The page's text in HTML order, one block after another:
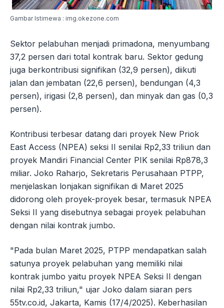
Gambar Istimewa : img.okezone.com
Sektor pelabuhan menjadi primadona, menyumbang
37,2 persen dari total kontrak baru. Sektor gedung
juga berkontribusi signifikan (32,9 persen), diikuti
jalan dan jembatan (22,6 persen), bendungan (4,3
persen), irigasi (2,8 persen), dan minyak dan gas (0,3
persen).
Kontribusi terbesar datang dari proyek New Priok
East Access (NPEA) seksi II senilai Rp2,33 triliun dan
proyek Mandiri Financial Center PIK senilai Rp878,3
miliar. Joko Raharjo, Sekretaris Perusahaan PTPP,
menjelaskan lonjakan signifikan di Maret 2025
didorong oleh proyek-proyek besar, termasuk NPEA
Seksi II yang disebutnya sebagai proyek pelabuhan
dengan nilai kontrak jumbo.
"Pada bulan Maret 2025, PTPP mendapatkan salah
satunya proyek pelabuhan yang memiliki nilai
kontrak jumbo yaitu proyek NPEA Seksi II dengan
nilai Rp2,33 triliun," ujar Joko dalam siaran pers
55tv.co.id, Jakarta, Kamis (17/4/2025). Keberhasilan